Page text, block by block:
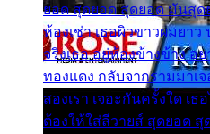
ยอด สุดยอด สุดยอด มันสุ
ห้องเช่า เธอผิวขาวผมยา
จริงเธอ อยู่ห้องข้างข้าง อ
ทองแดง กลับจากรามมาเ
สองเรา เจอะกันครั้งใด เ
ต้องให้ใส่ลีวายส์ สุดยอด